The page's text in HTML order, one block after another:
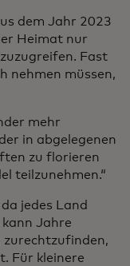
dem Jahr 2023
Heimat nur
Fast
nehmen müssen,
mehr
in abgelegenen
zu florieren
teilzunehmen.“
jedes Land
Jahre
zurechtzufinden,
Für kleinere